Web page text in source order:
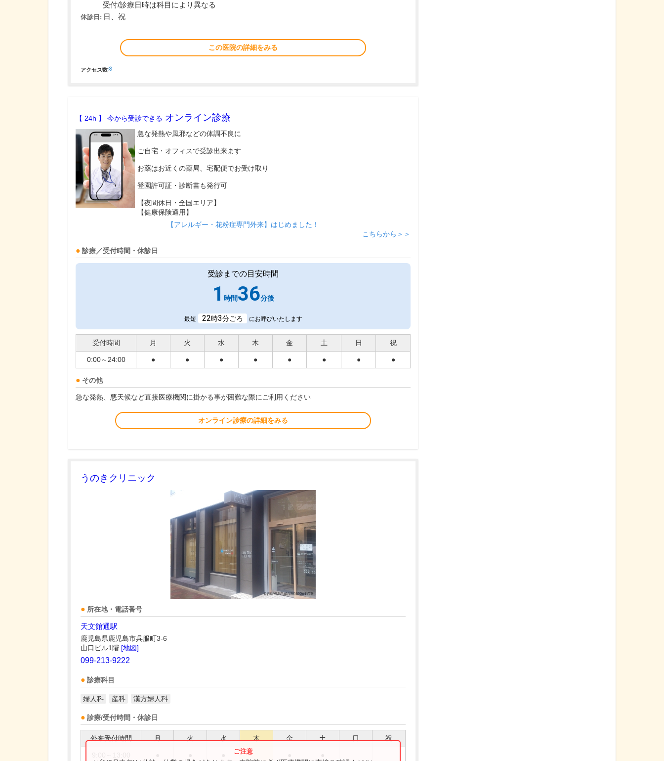
受付/診療日時は科目により異なる
休診日: 日、祝
この医院の詳細をみる
アクセス数※
【 24h 】 今から受診できる オンライン診療
急な発熱や風邪などの体調不良に
ご自宅・オフィスで受診出来ます
お薬はお近くの薬局、宅配便でお受け取り
登園許可証・診断書も発行可
【夜間休日・全国エリア】
【健康保険適用】
【アレルギー・花粉症専門外来】はじめました！
こちらから＞＞
診療／受付時間・休診日
受診までの目安時間
1 時間36分後
最短 22時3分ごろ にお呼びいたします
受付時間 月 火 水 木 金 土 日 祝
0:00～24:00 ● ● ● ● ● ● ● ●
その他
急な発熱、悪天候など直接医療機関に掛かる事が困難な際にご利用ください
オンライン診療の詳細をみる
うのきクリニック
所在地・電話番号
天文館通駅
鹿児島県鹿児島市呉服町3-6
山口ビル1階 [地図]
099-213-9222
診療科目
婦人科 産科 漢方婦人科
診療/受付時間・休診日
外来受付時間 月 火 水 木 金 土 日 祝